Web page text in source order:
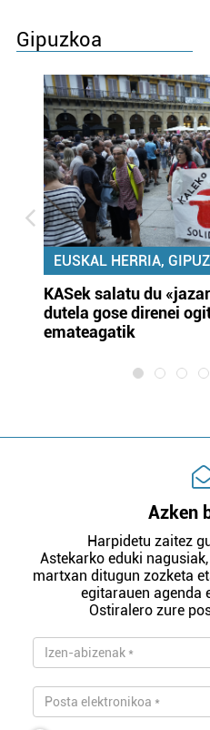
Gipuzkoa
EUSKAL HERRIA,
KASek salatu du
dutela gose direnei
emateagatik
Azken
Harpidetu zaitez
Astekarko eduki
martxan ditugun zozketa
egitarauen agenda
Ostiralero zure